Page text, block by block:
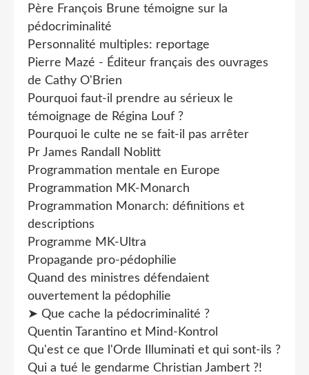
Père François Brune témoigne sur la
pédocriminalité
Personnalité multiples: reportage
Pierre Mazé - Éditeur français des ouvrages
de Cathy O'Brien
Pourquoi faut-il prendre au sérieux le
témoignage de Régina Louf ?
Pourquoi le culte ne se fait-il pas arrêter
Pr James Randall Noblitt
Programmation mentale en Europe
Programmation MK-Monarch
Programmation Monarch: définitions et
descriptions
Programme MK-Ultra
Propagande pro-pédophilie
Quand des ministres défendaient
ouvertement la pédophilie
➤ Que cache la pédocriminalité ?
Quentin Tarantino et Mind-Kontrol
Qu'est ce que l'Orde Illuminati et qui sont-ils ?
Qui a tué le gendarme Christian Jambert ?!